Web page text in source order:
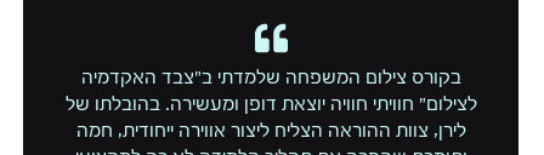
בקורס צילום המשפחה שלמדתי ב”צבד האקדמיה
לצילום” חוויתי חוויה יוצאת דופן ומעשירה. בהובלתו של
לירן, צוות ההוראה הצליח ליצור אווירה ייחודית, חמה